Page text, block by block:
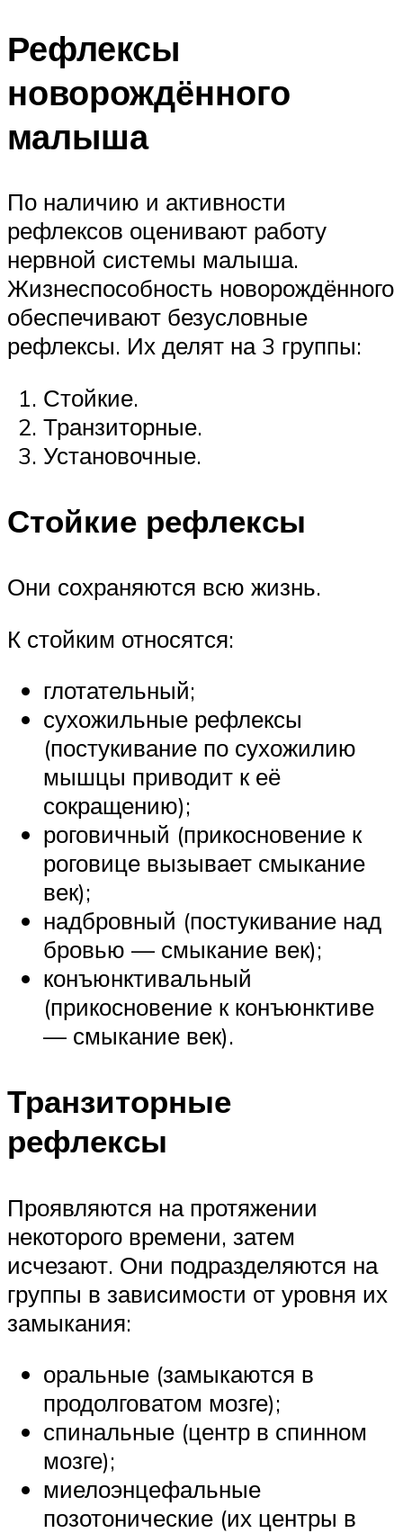
Рефлексы
новорождённого
малыша
По наличию и активности
рефлексов оценивают работу
нервной системы малыша.
Жизнеспособность новорождённого
обеспечивают безусловные
рефлексы. Их делят на 3 группы:
Стойкие.
Транзиторные.
Установочные.
Стойкие рефлексы
Они сохраняются всю жизнь.
К стойким относятся:
глотательный;
сухожильные рефлексы
(постукивание по сухожилию
мышцы приводит к её
сокращению);
роговичный (прикосновение к
роговице вызывает смыкание
век);
надбровный (постукивание над
бровью — смыкание век);
конъюнктивальный
(прикосновение к конъюнктиве
— смыкание век).
Транзиторные
рефлексы
Проявляются на протяжении
некоторого времени, затем
исчезают. Они подразделяются на
группы в зависимости от уровня их
замыкания:
оральные (замыкаются в
продолговатом мозге);
спинальные (центр в спинном
мозге);
миелоэнцефальные
позотонические (их центры в